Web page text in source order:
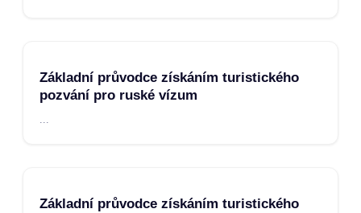
Základní průvodce získáním turistického
pozvání pro ruské vízum
...
Základní průvodce získáním turistického